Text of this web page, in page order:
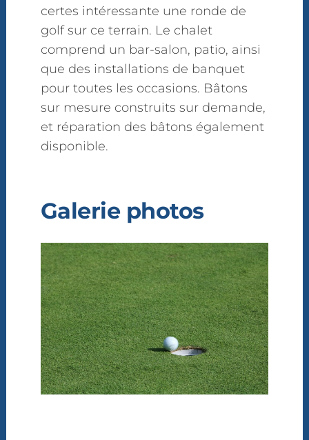
certes intéressante une ronde de
golf sur ce terrain. Le chalet
comprend un bar-salon, patio, ainsi
que des installations de banquet
pour toutes les occasions. Bâtons
sur mesure construits sur demande,
et réparation des bâtons également
disponible.
Galerie photos